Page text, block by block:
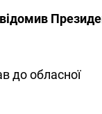
до обласної